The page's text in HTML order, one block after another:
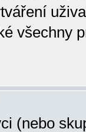
všechny
(nebo